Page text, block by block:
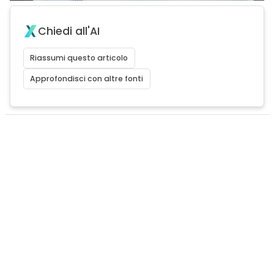
Chiedi all'AI
Riassumi questo articolo
Approfondisci con altre fonti